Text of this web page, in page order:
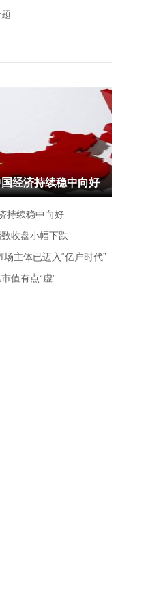
经济持续稳中向好
持续稳中向好
收盘小幅下跌
主体已迈入“亿户时代”
值有点“虚”